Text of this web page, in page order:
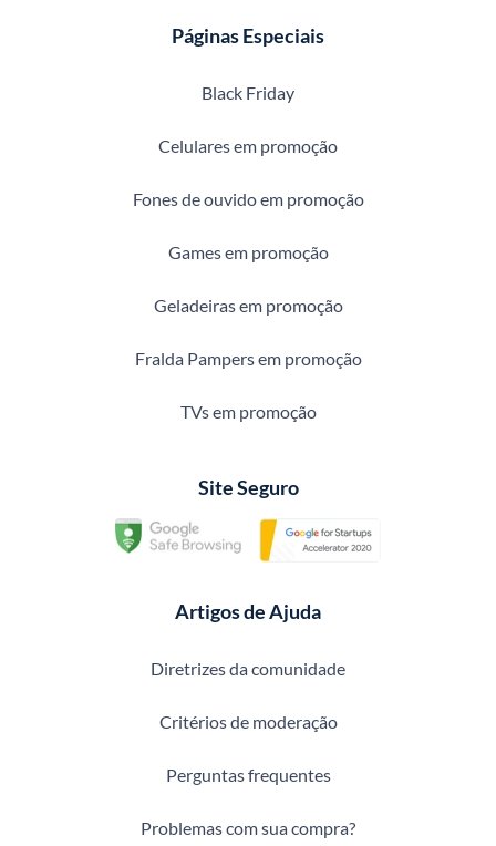
Páginas Especiais
Black Friday
Celulares em promoção
Fones de ouvido em promoção
Games em promoção
Geladeiras em promoção
Fralda Pampers em promoção
TVs em promoção
Site Seguro
Artigos de Ajuda
Diretrizes da comunidade
Critérios de moderação
Perguntas frequentes
Problemas com sua compra?